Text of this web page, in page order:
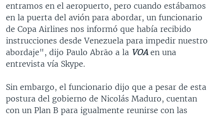
entramos en el aeropuerto, pero cuando estábamos
en la puerta del avión para abordar, un funcionario
de Copa Airlines nos informó que había recibido
instrucciones desde Venezuela para impedir nuestro
abordaje", dijo Paulo Abrāo a la VOAen una
entrevista vía Skype.
Sin embargo, el funcionario dijo que a pesar de esta
postura del gobierno de Nicolás Maduro, cuentan
con un Plan B para igualmente reunirse con las